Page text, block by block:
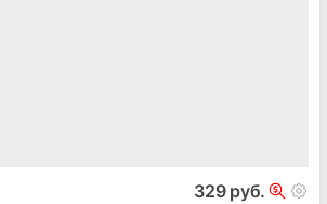
329 руб.